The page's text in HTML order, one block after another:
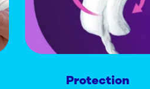
Protection